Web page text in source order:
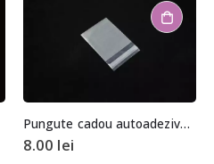
Pungute cadou autoadezive argintiu metalizat 7x6cm (aprox. 50 buc. +/- 2 buc.)
8.00 lei